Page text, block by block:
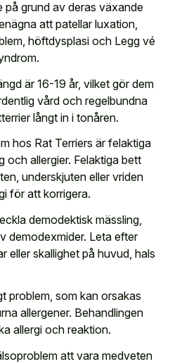
på grund av deras växande
att patellar luxation,
höftdysplasi och Legg vé
är 16-19 år, vilket gör dem
vård och regelbundna
långt in i tonåren.
hos Rat Terriers är felaktiga
och allergier. Felaktiga bett
underskjuten eller vriden
för att korrigera.
demodektisk mässling,
demodexmider. Leta efter
eller skallighet på huvud, hals
problem, som kan orsakas
allergener. Behandlingen
allergi och reaktion.
att vara medveten